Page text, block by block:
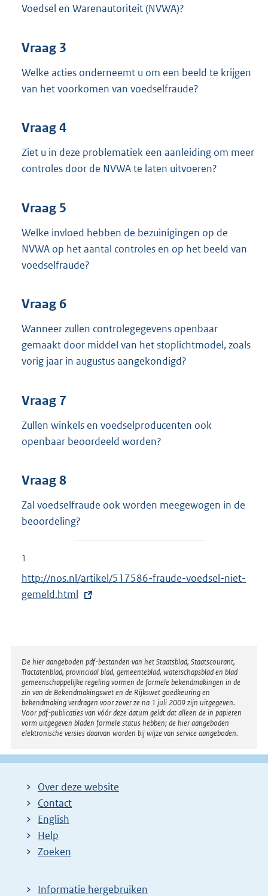
Voedsel en Warenautoriteit (NVWA)?
Vraag 3
Welke acties onderneemt u om een beeld te krijgen
van het voorkomen van voedselfraude?
Vraag 4
Ziet u in deze problematiek een aanleiding om meer
controles door de NVWA te laten uitvoeren?
Vraag 5
Welke invloed hebben de bezuinigingen op de
NVWA op het aantal controles en op het beeld van
voedselfraude?
Vraag 6
Wanneer zullen controlegegevens openbaar
gemaakt door middel van het stoplichtmodel, zoals
vorig jaar in augustus aangekondigd?
Vraag 7
Zullen winkels en voedselproducenten ook
openbaar beoordeeld worden?
Vraag 8
Zal voedselfraude ook worden meegewogen in de
beoordeling?
1
E
x
n
e
l
i
n
k
:
http://nos.nl/artikel/517586-fraude-voedsel-niet-
gemeld.html
Disclaimer
De hier aangeboden pdf-bestanden van het Staatsblad, Staatscourant,
Tractatenblad, provinciaal blad, gemeenteblad, waterschapsblad en blad
gemeenschappelijke regeling vormen de formele bekendmakingen in de
zin van de Bekendmakingswet en de Rijkswet goedkeuring en
bekendmaking verdragen voor zover ze na 1 juli 2009 zijn uitgegeven.
Voor pdf-publicaties van vóór deze datum geldt dat alleen de in papieren
vorm uitgegeven bladen formele status hebben; de hier aangeboden
elektronische versies daarvan worden bij wijze van service aangeboden.
Over deze website
Contact
English
Help
Zoeken
Informatie hergebruiken